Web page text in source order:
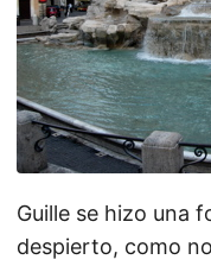
Guille se hizo una
despierto, como